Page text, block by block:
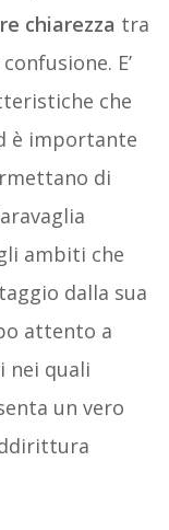
chiarezza tra
E’
che
è importante
di
ambiti che
dalla sua
attento a
nei quali
un vero